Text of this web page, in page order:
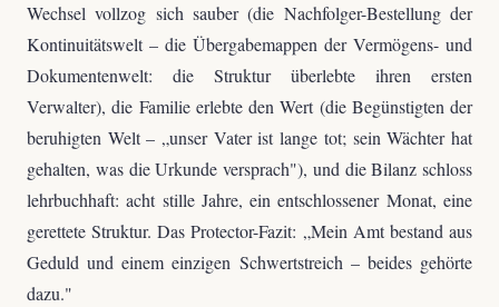
Wechsel vollzog sich sauber (die Nachfolger-Bestellung der
Kontinuitätswelt – die Übergabemappen der Vermögens- und
Dokumentenwelt: die Struktur überlebte ihren ersten
Verwalter), die Familie erlebte den Wert (die Begünstigten der
beruhigten Welt – „unser Vater ist lange tot; sein Wächter hat
gehalten, was die Urkunde versprach"), und die Bilanz schloss
lehrbuchhaft: acht stille Jahre, ein entschlossener Monat, eine
gerettete Struktur. Das Protector-Fazit: „Mein Amt bestand aus
Geduld und einem einzigen Schwertstreich – beides gehörte
dazu."